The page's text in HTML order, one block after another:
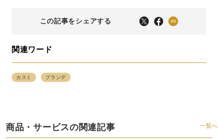
この記事をシェアする
関連ワード
カスミ ブランデ
商品・サービスの関連記事 一覧へ